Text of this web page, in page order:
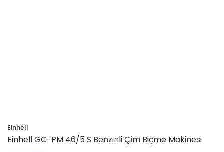
Einhell
Einhell GC-PM 46/5 S Benzinli Çim Biçme Makinesi